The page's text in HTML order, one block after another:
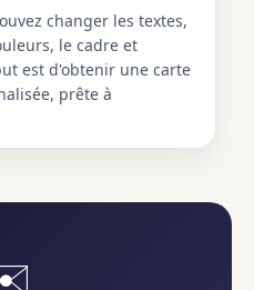
changer les textes,
le cadre et
est d'obtenir une carte
prête à